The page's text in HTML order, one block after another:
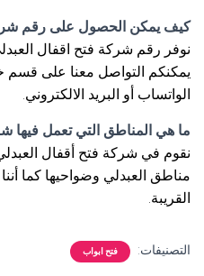
كيف يمكن الحصول على رقم
نوفر رقم شركة فتح اقفال
يمكنكم التواصل معنا على قسم
الواتساب أو البريد الالكتروني.
ما هي المناطق التي تعمل فيها
نقوم في شركة فتح أقفال
مناطق العبدلي وضواحيها كما
القريبة.
التصنيفات: فتح ابواب